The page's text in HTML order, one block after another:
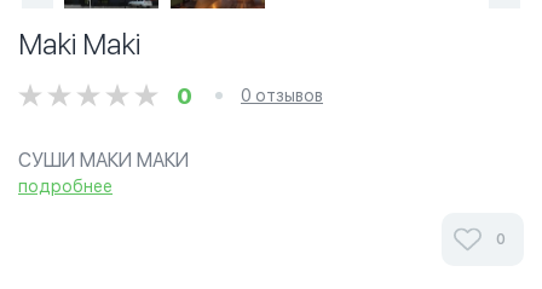
Maki Maki
0 0 отзывов
СУШИ МАКИ МАКИ
подробнее
0